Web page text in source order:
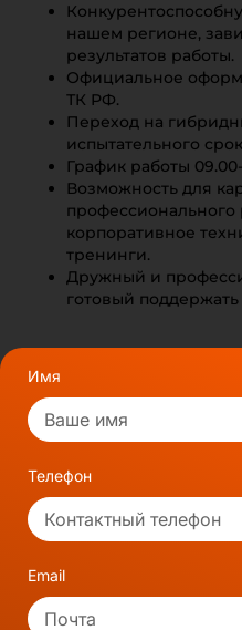
нашем регионе,
результатов работы.
Официальное
ТК РФ.
Переход на
испытательного
График работы 09.00-
Возможность для
профессионального
корпоративное
тренинги.
Дружный и
готовый
Имя
Телефон
Email